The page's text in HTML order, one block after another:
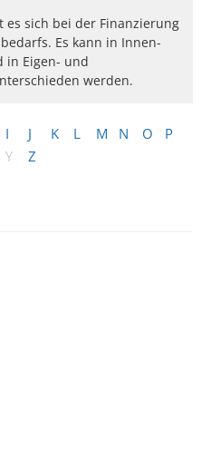
I J K L M N O
P
Y Z
sich bei der Finanzierung
Es kann in Innen-
in Eigen- und
werden.